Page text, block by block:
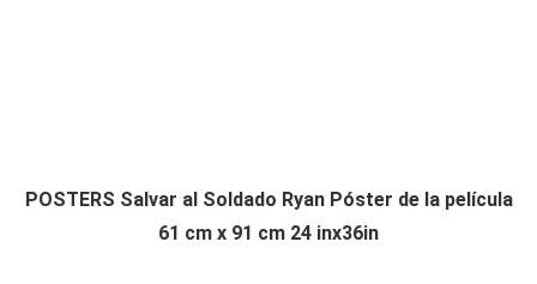
POSTERS Salvar al Soldado Ryan Póster de la película
61 cm x 91 cm 24 inx36in